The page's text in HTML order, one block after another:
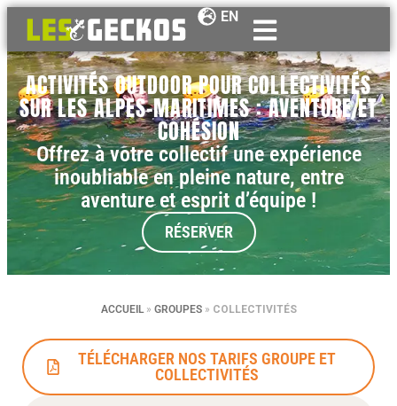
EN
ACTIVITÉS OUTDOOR POUR COLLECTIVITÉS
SUR LES ALPES-MARITIMES : AVENTURE ET
COHÉSION
Offrez à votre collectif une expérience
inoubliable en pleine nature, entre
aventure et esprit d’équipe !
RÉSERVER
ACCUEIL» GROUPES» COLLECTIVITÉS
TÉLÉCHARGER NOS TARIFS GROUPE ET
COLLECTIVITÉS